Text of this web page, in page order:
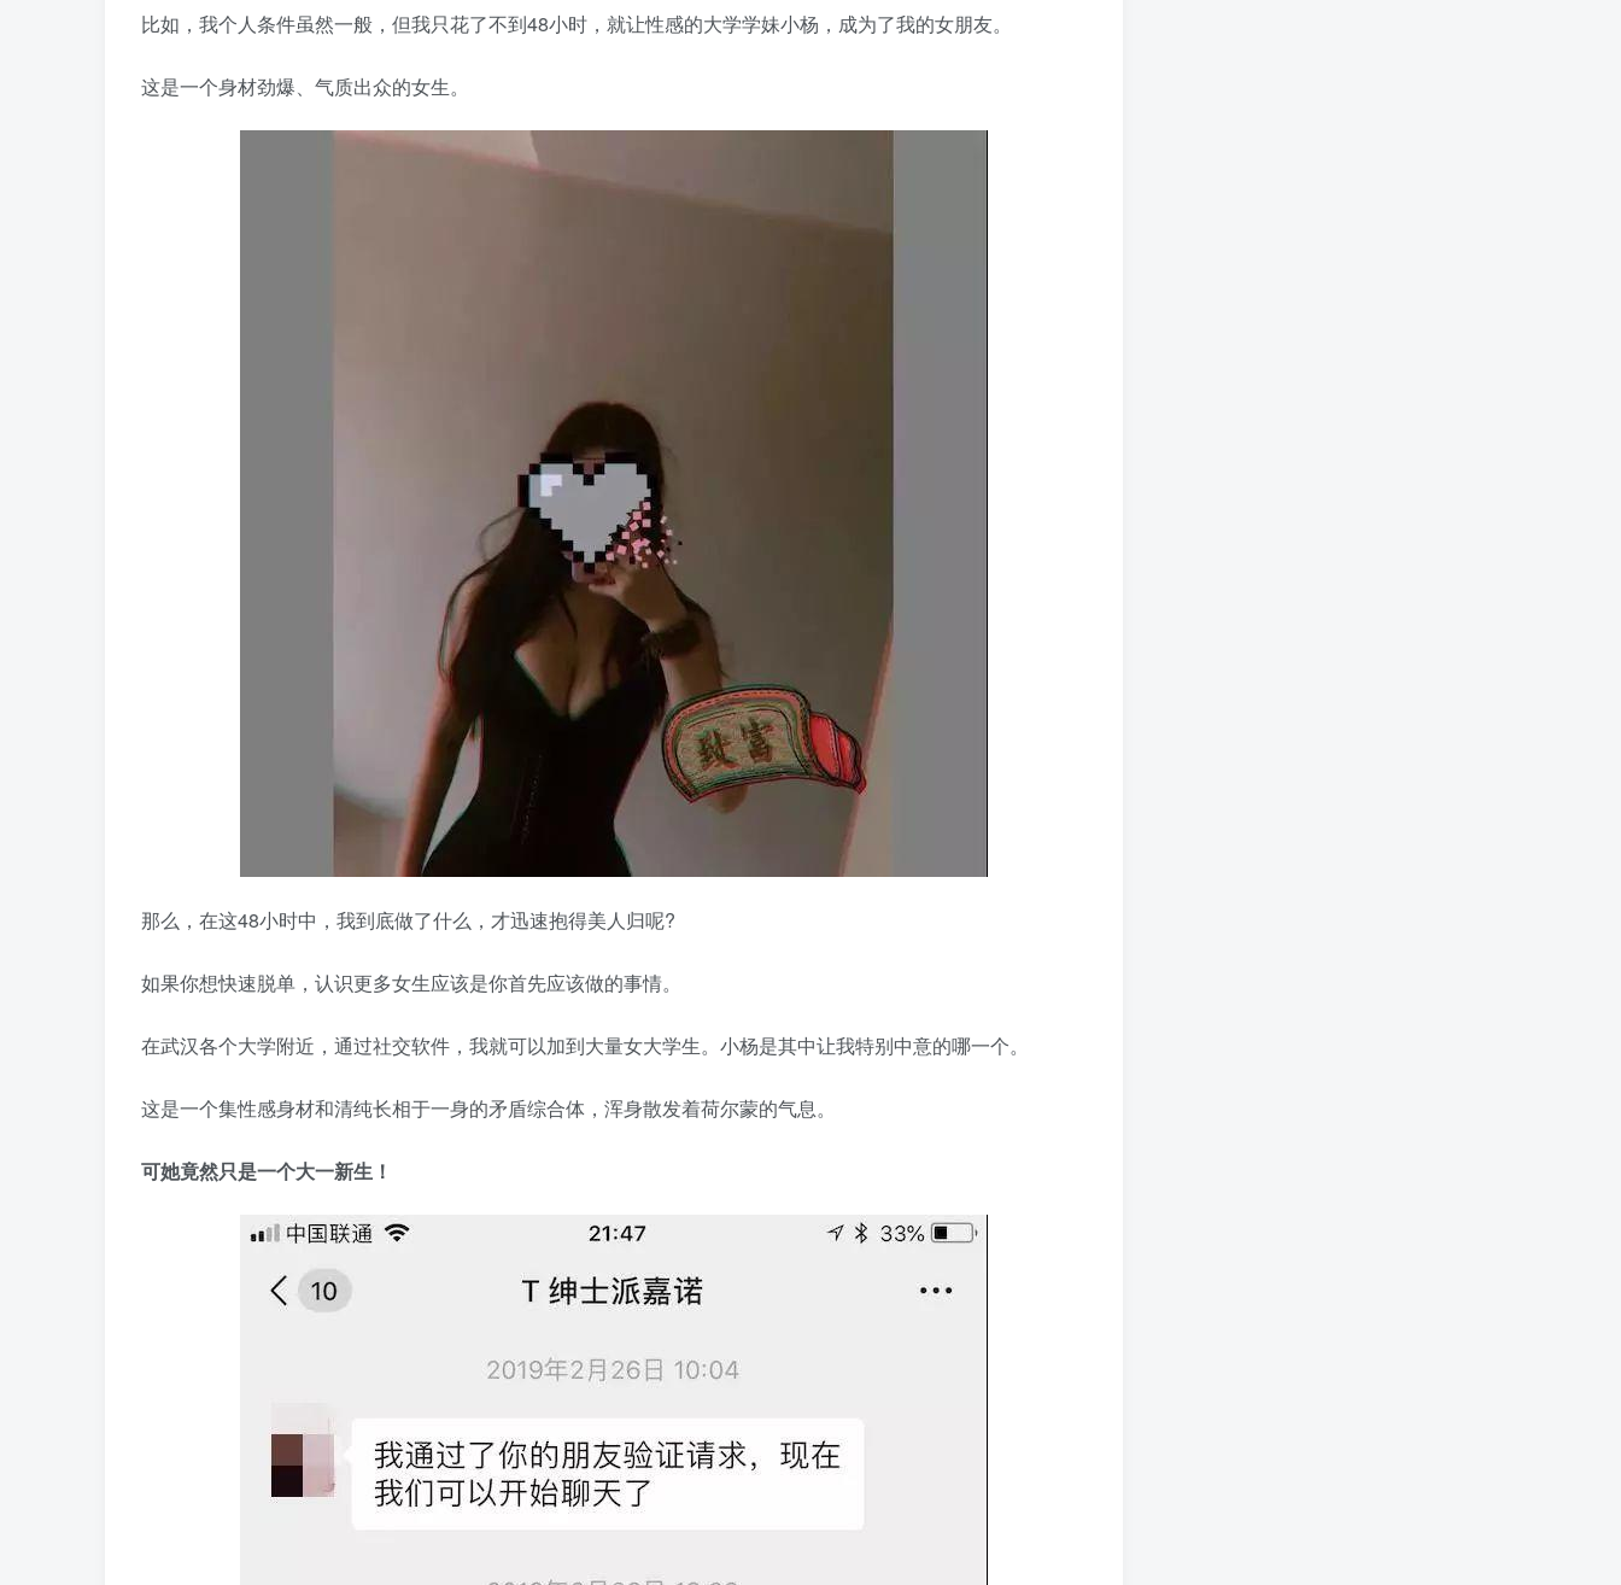
比如，我个人条件虽然一般，但我只花了不到48小时，就让性感的大学学妹小杨，成为了我的女朋友。
这是一个身材劲爆、气质出众的女生。
那么，在这48小时中，我到底做了什么，才迅速抱得美人归呢?
如果你想快速脱单，认识更多女生应该是你首先应该做的事情。
在武汉各个大学附近，通过社交软件，我就可以加到大量女大学生。小杨是其中让我特别中意的哪一个。
这是一个集性感身材和清纯长相于一身的矛盾综合体，浑身散发着荷尔蒙的气息。
可她竟然只是一个大一新生！